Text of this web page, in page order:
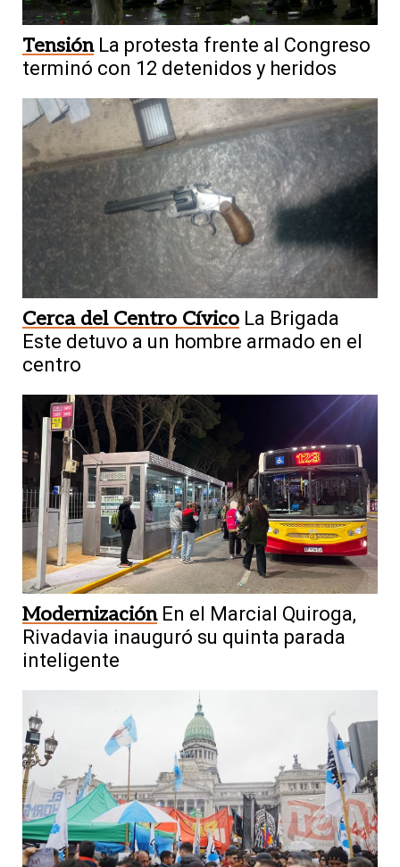
Tensión La protesta frente al Congreso
terminó con 12 detenidos y heridos
Cerca del Centro Cívico La Brigada
Este detuvo a un hombre armado en el
centro
Modernización En el Marcial Quiroga,
Rivadavia inauguró su quinta parada
inteligente